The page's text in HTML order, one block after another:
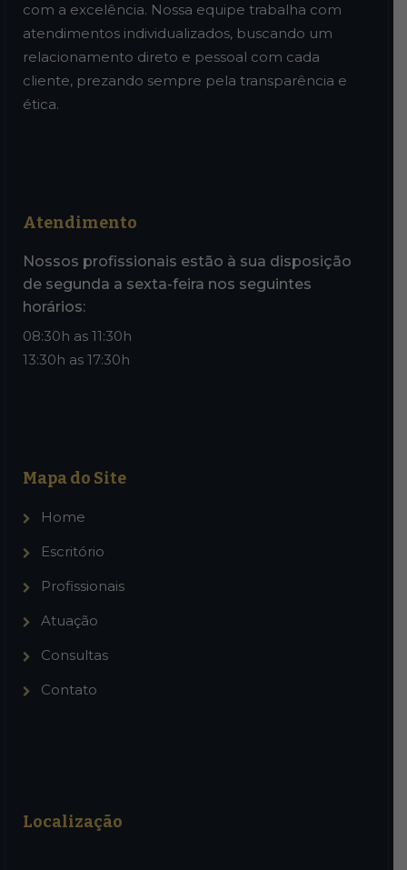
com a excelência. Nossa equipe trabalha com
atendimentos individualizados, buscando um
relacionamento direto e pessoal com cada
cliente, prezando sempre pela transparência e
ética.
Atendimento
Nossos profissionais estão à sua disposição
de segunda a sexta-feira nos seguintes
horários:
08:30h as 11:30h
13:30h as 17:30h
Mapa do Site
Home
Escritório
Profissionais
Atuação
Consultas
Contato
Localização